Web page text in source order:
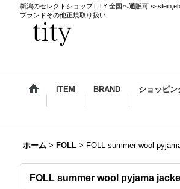
新潟のセレクトショップTITY 全国へ通販可
ブランドその他正規取り扱い
ITEM BRAND ショッピン
ホーム > FOLL > FOLL summer wool
FOLL summer wool pyjama